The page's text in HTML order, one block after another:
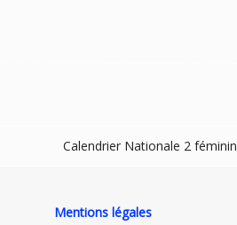
Calendrier Nationale 2 féminin
Mentions légales